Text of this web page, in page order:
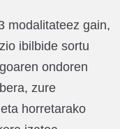
modalitateez gain,
ibilbide sortu
ondoren
zure
horretarako